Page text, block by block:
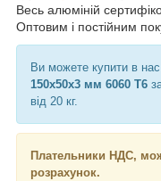
Весь алюміній
Оптовим і постійним
Ви можете купити в нас
150х50х3 мм 6060 Т6
від 20 кг.
Плательники НДС,
розрахунок.